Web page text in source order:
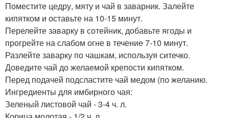
Поместите цедру, мяту и чай в заварник. Залейте
кипятком и оставьте на 10-15 минут.
Перелейте заварку в сотейник, добавьте ягоды и
прогрейте на слабом огне в течение 7-10 минут.
Разлейте заварку по чашкам, используя ситечко.
Доведите чай до желаемой крепости кипятком.
Перед подачей подсластите чай медом (по желанию.
Ингредиенты для имбирного чая:
Зеленый листовой чай - 3-4 ч. л.